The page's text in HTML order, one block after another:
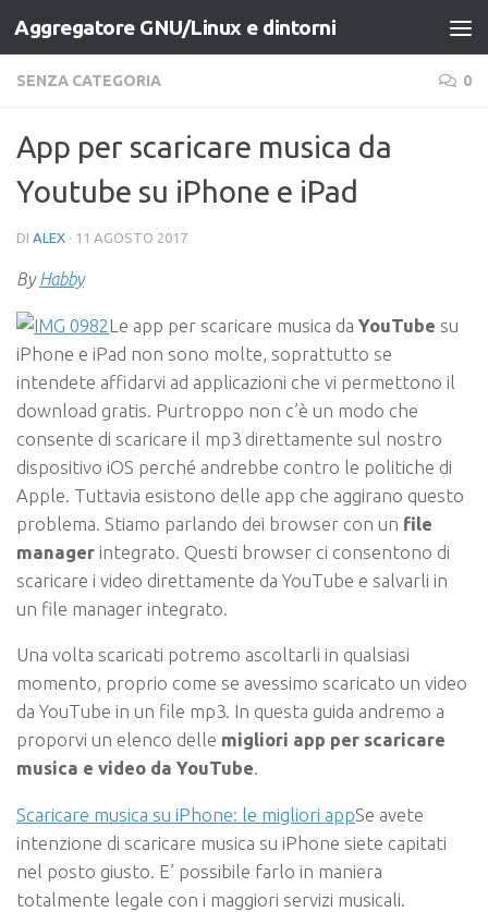
Salta al contenuto
Aggregatore GNU/Linux e dintorni
SENZA CATEGORIA 0
App per scaricare musica da
Youtube su iPhone e iPad
DI ALEX · 11 AGOSTO 2017
ByHabby
Le app per scaricare musica da YouTube su
iPhone e iPad non sono molte, soprattutto se
intendete affidarvi ad applicazioni che vi permettono il
download gratis. Purtroppo non c’è un modo che
consente di scaricare il mp3 direttamente sul nostro
dispositivo iOS perché andrebbe contro le politiche di
Apple. Tuttavia esistono delle app che aggirano questo
problema. Stiamo parlando dei browser con un file
manager integrato. Questi browser ci consentono di
scaricare i video direttamente da YouTube e salvarli in
un file manager integrato.
Una volta scaricati potremo ascoltarli in qualsiasi
momento, proprio come se avessimo scaricato un video
da YouTube in un file mp3. In questa guida andremo a
proporvi un elenco delle migliori app per scaricare
musica e video da YouTube.
Scaricare musica su iPhone: le migliori appSe avete
intenzione di scaricare musica su iPhone siete capitati
nel posto giusto. E’ possibile farlo in maniera
totalmente legale con i maggiori servizi musicali.